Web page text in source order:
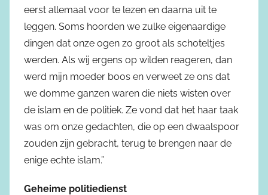
eerst allemaal voor te lezen en daarna uit te
leggen. Soms hoorden we zulke eigenaardige
dingen dat onze ogen zo groot als schoteltjes
werden. Als wij ergens op wilden reageren, dan
werd mijn moeder boos en verweet ze ons dat
we domme ganzen waren die niets wisten over
de islam en de politiek. Ze vond dat het haar taak
was om onze gedachten, die op een dwaalspoor
zouden zijn gebracht, terug te brengen naar de
enige echte islam.”
Geheime politiedienst